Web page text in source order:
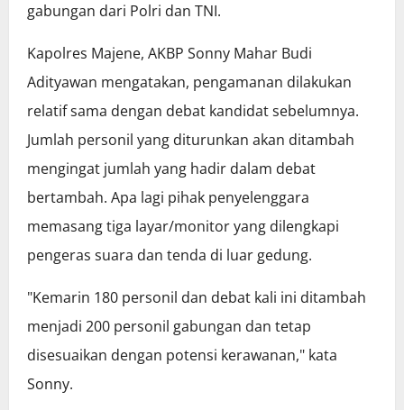
gabungan dari Polri dan TNI.
Kapolres Majene, AKBP Sonny Mahar Budi
Adityawan mengatakan, pengamanan dilakukan
relatif sama dengan debat kandidat sebelumnya.
Jumlah personil yang diturunkan akan ditambah
mengingat jumlah yang hadir dalam debat
bertambah. Apa lagi pihak penyelenggara
memasang tiga layar/monitor yang dilengkapi
pengeras suara dan tenda di luar gedung.
"Kemarin 180 personil dan debat kali ini ditambah
menjadi 200 personil gabungan dan tetap
disesuaikan dengan potensi kerawanan," kata
Sonny.